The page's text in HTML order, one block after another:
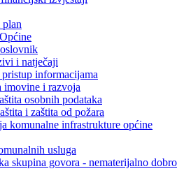
plan
i natječaji
informacijama
imovine i razvoja
osobnih podataka
i zaštita od požara
komunalne infrastrukture općine
usluga
skupina govora - nematerijalno dobro